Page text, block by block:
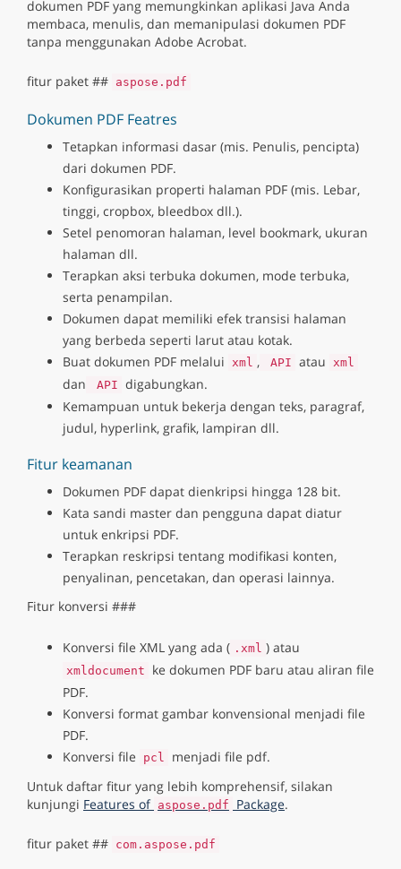
dokumen PDF yang memungkinkan aplikasi Java Anda
membaca, menulis, dan memanipulasi dokumen PDF
tanpa menggunakan Adobe Acrobat.
fitur paket ## aspose.pdf
Dokumen PDF Featres
Tetapkan informasi dasar (mis. Penulis, pencipta)
dari dokumen PDF.
Konfigurasikan properti halaman PDF (mis. Lebar,
tinggi, cropbox, bleedbox dll.).
Setel penomoran halaman, level bookmark, ukuran
halaman dll.
Terapkan aksi terbuka dokumen, mode terbuka,
serta penampilan.
Dokumen dapat memiliki efek transisi halaman
yang berbeda seperti larut atau kotak.
Buat dokumen PDF melalui
xml , API atau xml
dan API digabungkan.
Kemampuan untuk bekerja dengan teks, paragraf,
judul, hyperlink, grafik, lampiran dll.
Fitur keamanan
Dokumen PDF dapat dienkripsi hingga 128 bit.
Kata sandi master dan pengguna dapat diatur
untuk enkripsi PDF.
Terapkan reskripsi tentang modifikasi konten,
penyalinan, pencetakan, dan operasi lainnya.
Fitur konversi ###
Konversi file XML yang ada ( .xml ) atau
xmldocument
ke dokumen PDF baru atau aliran file
PDF.
Konversi format gambar konvensional menjadi file
PDF.
Konversi file
pcl
menjadi file pdf.
Untuk daftar fitur yang lebih komprehensif, silakan
kunjungi Features of aspose.pdf Package.
fitur paket ## com.aspose.pdf